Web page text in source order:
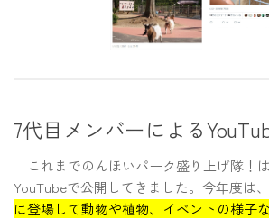
7代目メンバーによる
これまでのんほいパーク盛り上げ隊！
YouTubeで公開してきました。今年度は、
に登場して動物や植物、イベントの様子